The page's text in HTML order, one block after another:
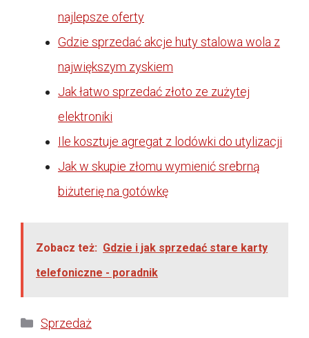
najlepsze oferty
Gdzie sprzedać akcje huty stalowa wola z
największym zyskiem
Jak łatwo sprzedać złoto ze zużytej
elektroniki
Ile kosztuje agregat z lodówki do utylizacji
Jak w skupie złomu wymienić srebrną
biżuterię na gotówkę
Zobacz też: Gdzie i jak sprzedać stare karty
telefoniczne - poradnik
Kategorie
Sprzedaż